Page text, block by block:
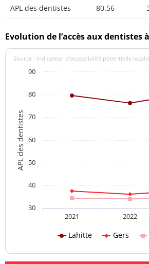
APL des dentistes 80.56
Evolution de l’accès aux dentistes
APL des dentistes
Source : indicateur d’accessibilité potentielle
Lahitte Gers
2021 2022
30
40
50
60
70
80
90